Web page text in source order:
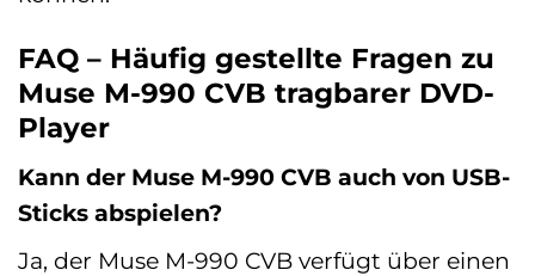
FAQ – Häufig gestellte Fragen zu
Muse M-990 CVB tragbarer DVD-
Player
Kann der Muse M-990 CVB auch von USB-
Sticks abspielen?
Ja, der Muse M-990 CVB verfügt über einen